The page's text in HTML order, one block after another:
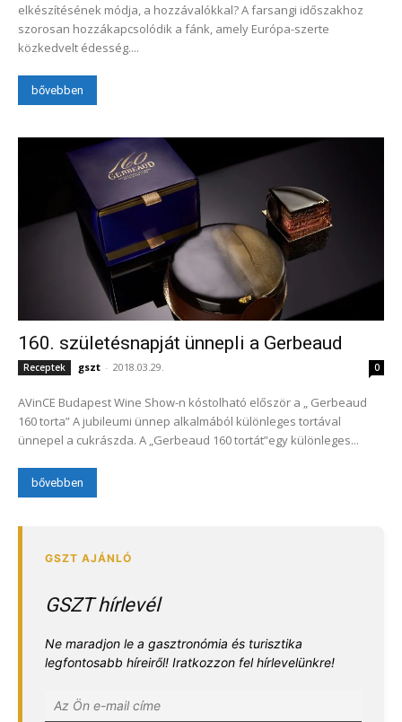
elkészítésének módja, a hozzávalókkal? A farsangi időszakhoz
szorosan hozzákapcsolódik a fánk, amely Európa-szerte
közkedvelt édesség....
bővebben
160. születésnapját ünnepli a Gerbeaud
Receptek gszt - 2018.03.29. 0
AVinCE Budapest Wine Show-n kóstolható először a „ Gerbeaud
160 torta” A jubileumi ünnep alkalmából különleges tortával
ünnepel a cukrászda. A „Gerbeaud 160 tortát”egy különleges...
bővebben
GSZT hírlevél
Ne maradjon le a gasztronómia és turisztika
legfontosabb híreiről! Iratkozzon fel hírlevelünkre!